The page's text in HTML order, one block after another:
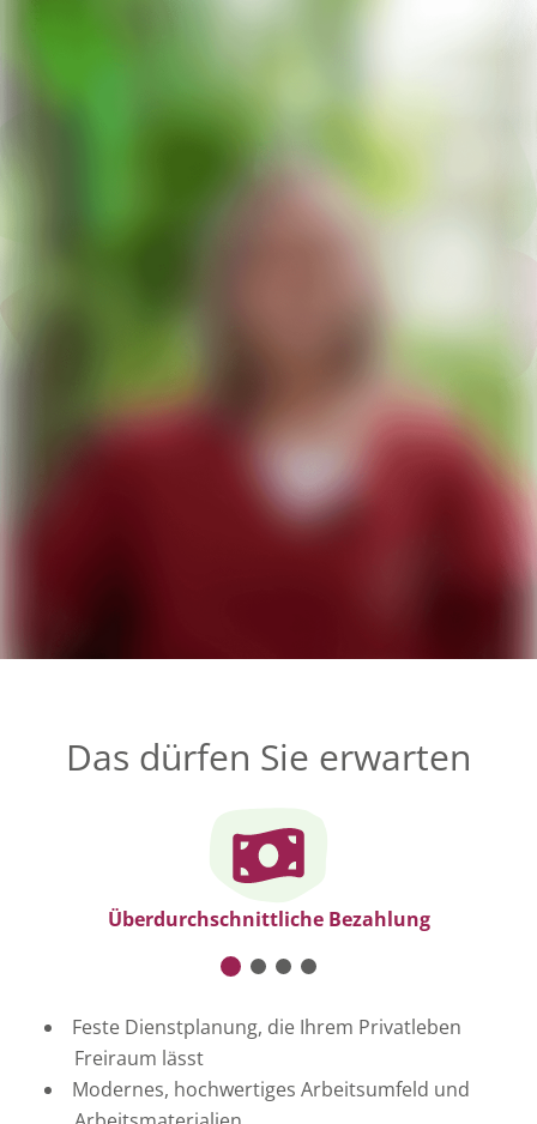
müssen Statistiken-Cookies zustimmen, um das Video zu
Cookie-Einstellungen ändern
Das dürfen Sie erwarten
Überdurchschnittliche Bezahlung
Feste Dienstplanung, die Ihrem Privatleben
Freiraum lässt
Modernes, hochwertiges Arbeitsumfeld und